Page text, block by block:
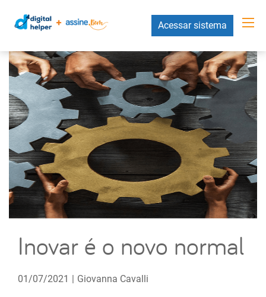
Acessar sistema
Inovar é o novo normal
01/07/2021 | Giovanna Cavalli